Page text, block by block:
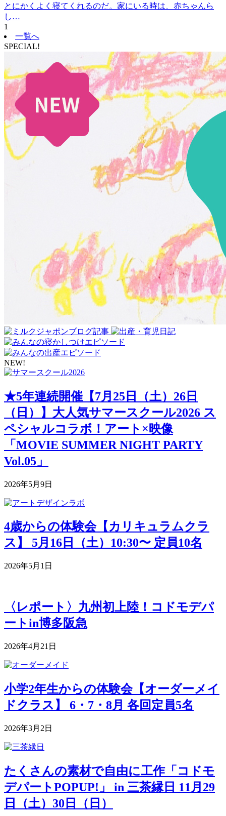
とにかくよく寝てくれるのだ。家にいる時は、赤ちゃんら
し…
1
一覧へ
SPECIAL!
NEW!
★5年連続開催【7月25日（土）26日
（日）】大人気サマースクール2026 ス
ペシャルコラボ！アート×映像
「MOVIE SUMMER NIGHT PARTY
Vol.05」
2026年5月9日
4歳からの体験会【カリキュラムクラ
ス】 5月16日（土）10:30〜 定員10名
2026年5月1日
〈レポート〉九州初上陸！コドモデパ
ートin博多阪急
2026年4月21日
小学2年生からの体験会【オーダーメイ
ドクラス】 6・7・8月 各回定員5名
2026年3月2日
たくさんの素材で自由に工作「コドモ
デパートPOPUP!」 in 三茶縁日 11月29
日（土）30日（日）